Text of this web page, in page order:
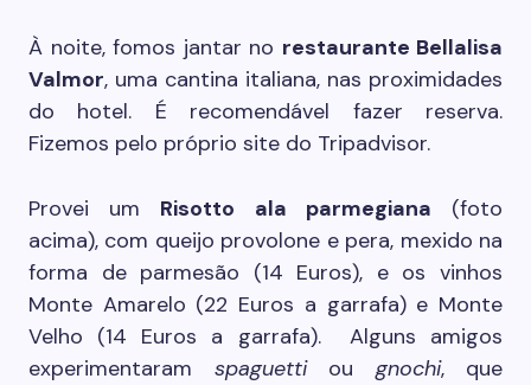
À noite, fomos jantar no restaurante Bellalisa
Valmor, uma cantina italiana, nas proximidades
do hotel. É recomendável fazer reserva.
Fizemos pelo próprio site do Tripadvisor.
Provei um Risotto ala parmegiana (foto
acima), com queijo provolone e pera, mexido na
forma de parmesão (14 Euros), e os vinhos
Monte Amarelo (22 Euros a garrafa) e Monte
Velho (14 Euros a garrafa). Alguns amigos
experimentaram spaguettiougnochi, que